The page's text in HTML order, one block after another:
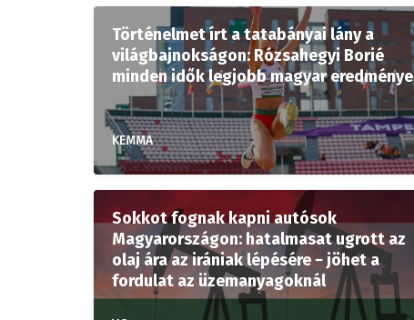
Történelmet írt a tatabányai lány a
világbajnokságon: Rózsahegyi Borié
minden idők legjobb magyar eredménye
KEMMA
Sokkot fognak kapni autósok
Magyarországon: hatalmasat ugrott az
olaj ára az irániak lépésére − jöhet a
fordulat az üzemanyagoknál